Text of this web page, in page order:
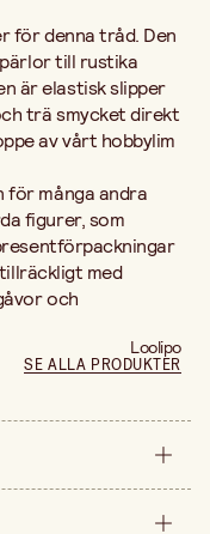
för denna tråd. Den
till rustika
är elastisk slipper
trä smycket direkt
av vårt hobbylim
för många andra
figurer, som
med
och
Loolipo
SE ALLA PRODUKTER
styck